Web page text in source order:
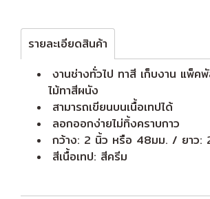
รายละเอียดสินค้า
งานช่างทั่วไป ทาสี เก็บงาน แพ็ค
ไม้ทาสีผนัง
สามารถเขียนบนเนื้อเทปได้
ลอกออกง่ายไม่ทิ้งคราบกาว
กว้าง: 2 นิ้ว หรือ 48มม. / ยาว:
สีเนื้อเทป: สีครีม